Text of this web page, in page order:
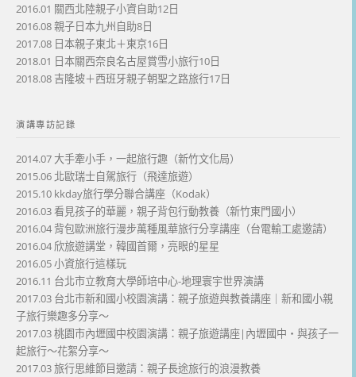
2016.01 關西北陸親子小資自助12日
2016.08 親子日本九州自助8日
2017.08 日本親子東北＋東京16日
2018.01 日本關西奈良名古屋賞雪小旅行10日
2018.08 吉隆坡＋西班牙親子朝聖之路旅行17日
演講專訪記錄
2014.07 大手牽小手，一起旅行趣（新竹文化局）
2015.06 北歐瑞士自駕旅行（飛達旅遊）
2015.10 kkday旅行學分聯合講座（Kodak）
2016.03 看見孩子的華麗，親子背包行動教養（新竹東門國小）
2016.04 背包歐洲旅行漫步萬種風華旅行分享講座（台電輸工處邀請）
2016.04 欣旅遊講堂，韓國首爾，亮眼的星星
2016.05 小資旅行這樣玩
2016.11 台北市立教育大學師培中心-地理寰宇世界演講
2017.03 台北市新和國小校園演講：親子旅遊與教養講座｜新和國小親
子旅行樂趣多分享～
2017.03 桃園市內壢國中校園演講：親子旅遊講座|內壢國中・與孩子一
起旅行～花絮分享～
2017.03 旅行思維節目邀請：親子長途旅行的浪漫教養